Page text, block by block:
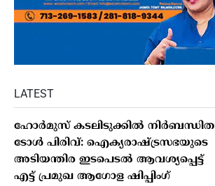
LATEST
ഹോർമുസ് കടലിടുക്കിൽ നിർബന്ധിത
ടോൾ പിരിവ്: ഐക്യരാഷ്ട്രസഭയുടെ
അടിയന്തിര ഇടപെടൽ ആവശ്യപ്പെട്ട്
എട്ട് പ്രമുഖ ആഗോള ഷിപ്പിംഗ്